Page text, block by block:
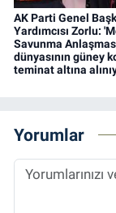
AK Parti Genel
Yardımcısı Zorlu:
Savunma
dünyasının güney
teminat altına
Yorumlar